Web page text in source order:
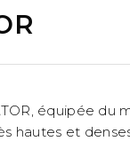
équipée du
hautes et